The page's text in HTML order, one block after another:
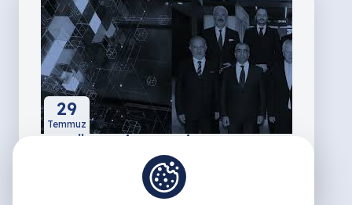
29
Temmuz
EGE BÖLGESİ SANAYİ ODASI //
TEMMUZ AYI FAALİYET FİLMİ (2024)